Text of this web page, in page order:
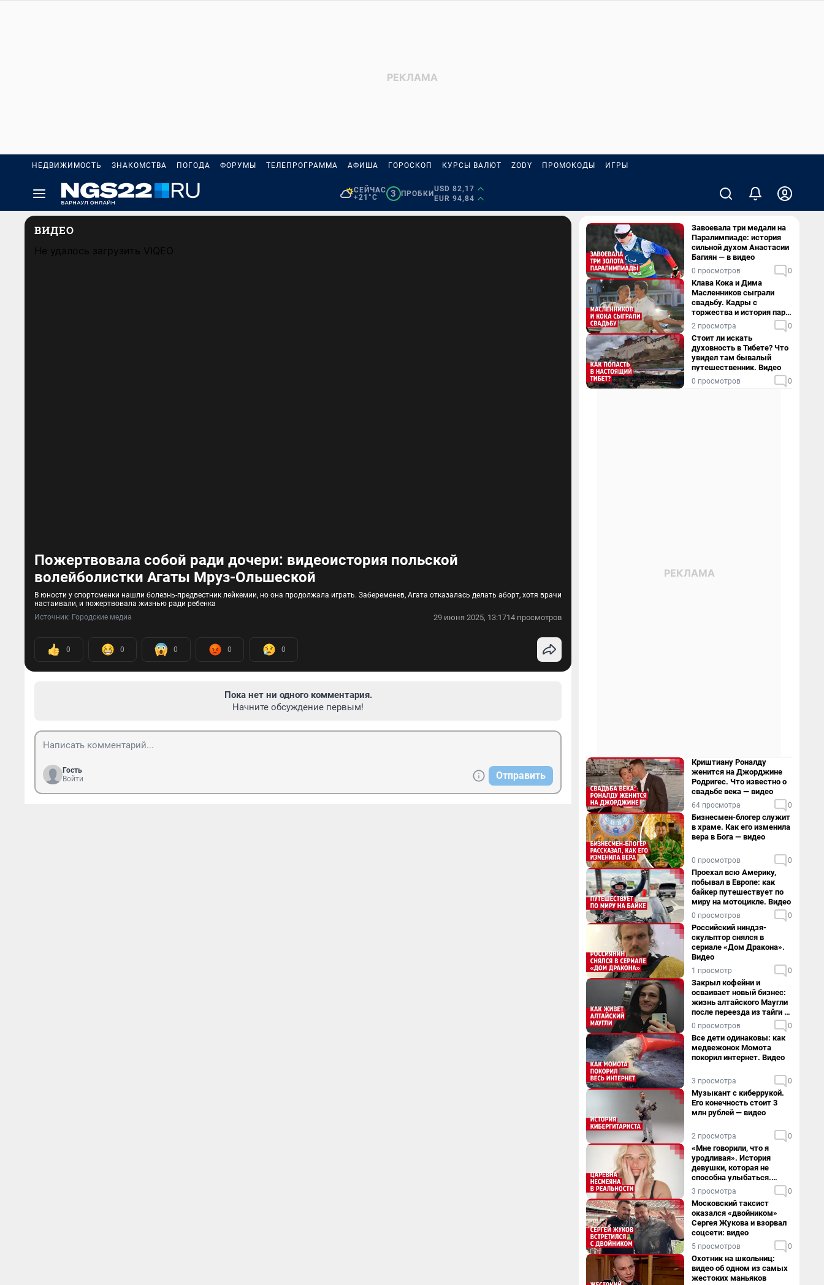
НЕДВИЖИМОСТЬ ЗНАКОМСТВА ПОГОДА ФОРУМЫ ТЕЛЕПРОГРАММА АФИША ГОРОСКОП КУРСЫ ВАЛЮТ ZODY ПРОМОКОДЫ ИГРЫ
СЕЙЧАС
+21°C
3 ПРОБКИ
USD 82,17
EUR 94,84
ВИДЕО
Не удалось загрузить VIQEO
Пожертвовала собой ради дочери: видеоистория польской
волейболистки Агаты Мруз-Ольшеской
В юности у спортсменки нашли болезнь-предвестник лейкемии, но она продолжала играть. Забеременев, Агата отказалась делать аборт, хотя врачи
настаивали, и пожертвовала жизнью ради ребенка
Источник: Городские медиа 29 июня 2025, 13:1714 просмотров
0 0 0 0 0
Пока нет ни одного комментария.
Начните обсуждение первым!
Гость
Войти
Отправить
Завоевала три медали на
Паралимпиаде: история
сильной духом Анастасии
Багиян — в видео
0 просмотров 0
Клава Кока и Дима
Масленников сыграли
свадьбу. Кадры с
торжества и история пары
— в видео
2 просмотра 0
Стоит ли искать
духовность в Тибете? Что
увидел там бывалый
путешественник. Видео
0 просмотров 0
Криштиану Роналду
женится на Джорджине
Родригес. Что известно о
свадьбе века — видео
64 просмотра 0
Бизнесмен-блогер служит
в храме. Как его изменила
вера в Бога — видео
0 просмотров 0
Проехал всю Америку,
побывал в Европе: как
байкер путешествует по
миру на мотоцикле. Видео
0 просмотров 0
Российский ниндзя-
скульптор снялся в
сериале «Дом Дракона».
Видео
1 просмотр 0
Закрыл кофейни и
осваивает новый бизнес:
жизнь алтайского Маугли
после переезда из тайги в
столицу
0 просмотров 0
Все дети одинаковы: как
медвежонок Момота
покорил интернет. Видео
3 просмотра 0
Музыкант с киберрукой.
Его конечность стоит 3
млн рублей — видео
2 просмотра 0
«Мне говорили, что я
уродливая». История
девушки, которая не
способна улыбаться.
Видео
3 просмотра 0
Московский таксист
оказался «двойником»
Сергея Жукова и взорвал
соцсети: видео
5 просмотров 0
Охотник на школьниц:
видео об одном из самых
жестоких маньяков